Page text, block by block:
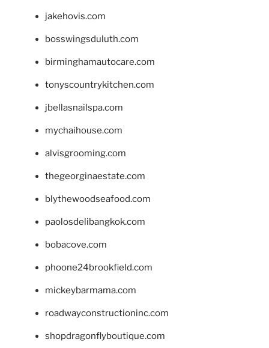
jakehovis.com
bosswingsduluth.com
birminghamautocare.com
tonyscountrykitchen.com
jbellasnailspa.com
mychaihouse.com
alvisgrooming.com
thegeorginaestate.com
blythewoodseafood.com
paolosdelibangkok.com
bobacove.com
phoone24brookfield.com
mickeybarmama.com
roadwayconstructioninc.com
shopdragonflyboutique.com